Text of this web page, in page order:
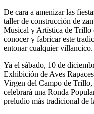
De cara a amenizar las
taller de construcción de
Musical y Artística de Trillo
conocer y fabricar este
entonar cualquier villancico.
Ya el sábado, 10 de
Exhibición de Aves
Virgen del Campo de Trillo,
celebrará una Ronda
preludio más tradicional de